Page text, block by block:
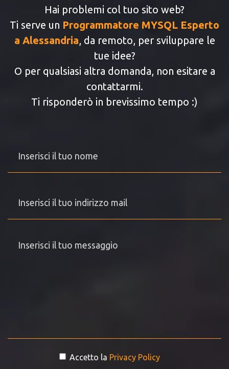
Hai problemi col tuo sito web?
Ti serve un Programmatore MYSQL Esperto
a Alessandria , da remoto, per sviluppare le
tue idee?
O per qualsiasi altra domanda, non esitare a
contattarmi.
Ti risponderò in brevissimo tempo :)
Accetto la Privacy Policy